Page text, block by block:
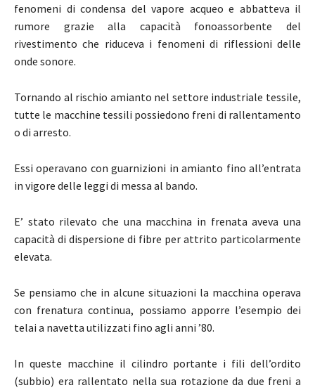
fenomeni di condensa del vapore acqueo e abbatteva il
rumore grazie alla capacità fonoassorbente del
rivestimento che riduceva i fenomeni di riflessioni delle
onde sonore.
Tornando al rischio amianto nel settore industriale tessile,
tutte le macchine tessili possiedono freni di rallentamento
o di arresto.
Essi operavano con guarnizioni in amianto fino all’entrata
in vigore delle leggi di messa al bando.
E’ stato rilevato che una macchina in frenata aveva una
capacità di dispersione di fibre per attrito particolarmente
elevata.
Se pensiamo che in alcune situazioni la macchina operava
con frenatura continua, possiamo apporre l’esempio dei
telai a navetta utilizzati fino agli anni ’80.
In queste macchine il cilindro portante i fili dell’ordito
(subbio) era rallentato nella sua rotazione da due freni a